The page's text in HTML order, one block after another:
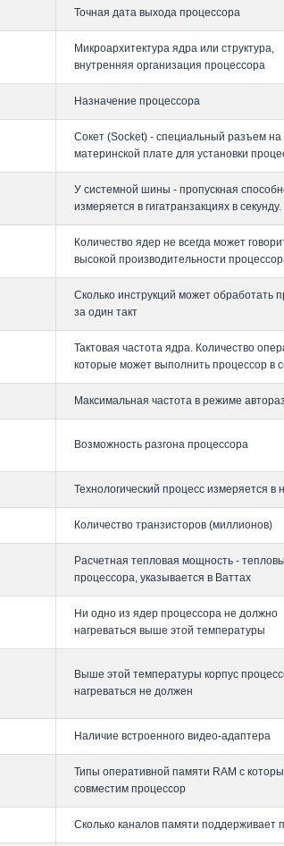
Точная дата выхода процессора
Микроархитектура ядра или структура,
внутренняя организация процессора
Назначение процессора
Сокет (Socket) - специальный разъем на
материнской плате для установки
У системной шины - пропускная
измеряется в гигатранзакциях в секунду.
Количество ядер не всегда может
высокой производительности
Сколько инструкций может обработать
за один такт
Тактовая частота ядра. Количество
которые может выполнить процессор в
Максимальная частота в режиме
Возможность разгона процессора
Технологический процесс измеряется в
Количество транзисторов (миллионов)
Расчетная тепловая мощность -
процессора, указывается в Ваттах
Ни одно из ядер процессора не должно
нагреваться выше этой температуры
Выше этой температуры корпус
нагреваться не должен
Наличие встроенного видео-адаптера
Типы оперативной памяти RAM с
совместим процессор
Сколько каналов памяти поддерживает